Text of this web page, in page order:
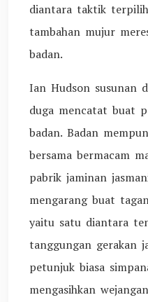
diantara taktik
tambahan mujur
badan.
Ian Hudson susunan
duga mencatat buat
badan. Badan
bersama bermacam
pabrik jaminan
mengarang buat
yaitu satu diantara
tanggungan gerakan
petunjuk biasa
mengasihkan